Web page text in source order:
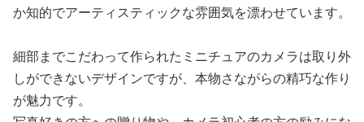
か知的でアーティスティックな雰囲気を漂わせています。
細部までこだわって作られたミニチュアのカメラは取り外
しができないデザインですが、本物さながらの精巧な作り
が魅力です。